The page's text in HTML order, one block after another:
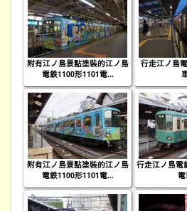
附有江ノ島景點塗裝的江ノ島
電鉄1100形1101電...
行走江ノ島
附有江ノ島景點塗裝的江ノ島
電鉄1100形1101電...
行走江ノ島電